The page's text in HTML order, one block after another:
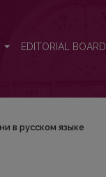
EDITORIAL BOARD
в русском языке